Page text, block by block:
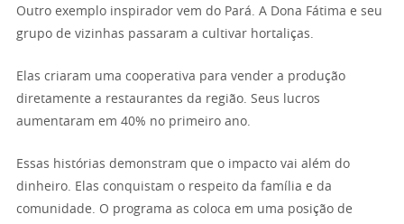
Outro exemplo inspirador vem do Pará. A Dona Fátima e seu
grupo de vizinhas passaram a cultivar hortaliças.
Elas criaram uma cooperativa para vender a produção
diretamente a restaurantes da região. Seus lucros
aumentaram em 40% no primeiro ano.
Essas histórias demonstram que o impacto vai além do
dinheiro. Elas conquistam o respeito da família e da
comunidade. O programa as coloca em uma posição de